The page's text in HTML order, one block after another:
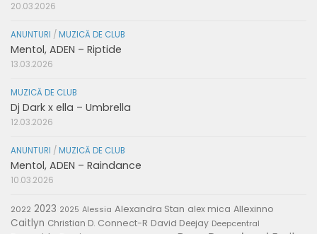
20.03.2026
ANUNTURI / MUZICĂ DE CLUB
Mentol, ADEN – Riptide
13.03.2026
MUZICĂ DE CLUB
Dj Dark x ella – Umbrella
12.03.2026
ANUNTURI / MUZICĂ DE CLUB
Mentol, ADEN – Raindance
10.03.2026
2022 2023 2025 Alessia Alexandra Stan alex mica Allexinno
Caitlyn Christian D. Connect-R David Deejay Deepcentral